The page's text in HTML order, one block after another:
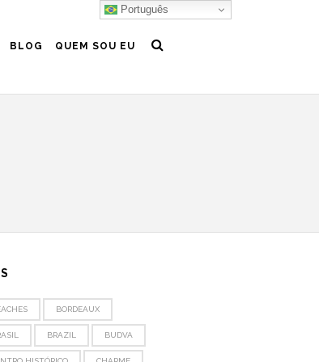
BLOG QUEM SOU EU
BORDEAUX
BRAZIL BUDVA
Português